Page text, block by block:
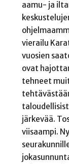
aamu- ja
vierailu
vuosien
ovat
tehneet
järkevää.
viisaampi.